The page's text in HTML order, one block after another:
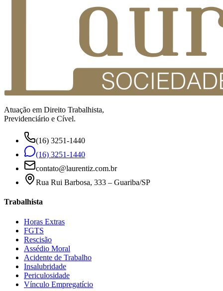
Atuação em Direito Trabalhista,
Previdenciário e Cível.
(16) 3251-1440
(16) 3251-1440
contato@laurentiz.com.br
Rua Rui Barbosa, 333 – Guariba/SP
Trabalhista
Horas Extras
FGTS
Rescisão
Assédio Moral
Acidente de Trabalho
Insalubridade
Periculosidade
Vínculo Empregatício